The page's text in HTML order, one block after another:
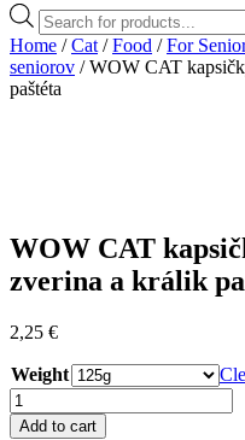
Products
search
Home /Cat /Food /For
seniorov / WOW CAT
paštéta
WOW CAT
zverina a králik
2,25 €
Weight
WOW
CAT
Add to cart